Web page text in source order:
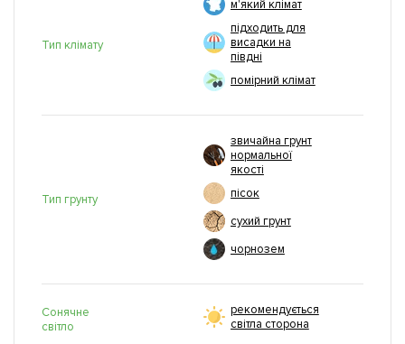
Тип клімату
м'який клімат
підходить для
висадки на
півдні
помірний клімат
Тип грунту
звичайна грунт
нормальної
якості
пісок
сухий грунт
чорнозем
Сонячне
світло
рекомендується
світла сторона